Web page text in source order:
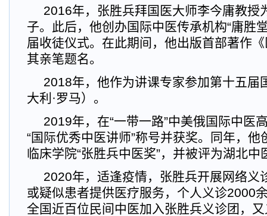
2016年，张胜兵拜国医大师李今庸教授
子。此后，他创办国际中医传承机构“庸胜
届收徒仪式。在此期间，他出版首部著作
其亲笔题名。
2018年，他作为讲课专家参加第十五届
大利·罗马）。
2019年，在“一带一路”中美俄国际中医
“国际优秀中医讲师”称号并获奖。同年，
临床学院“张胜兵中医奖”，并被评为湖北
2020年，适逢疫情，张胜兵开展网络义
或疑似患者提供医疗服务，个人义诊2000
全国近百位民间中医加入张胜兵义诊团，